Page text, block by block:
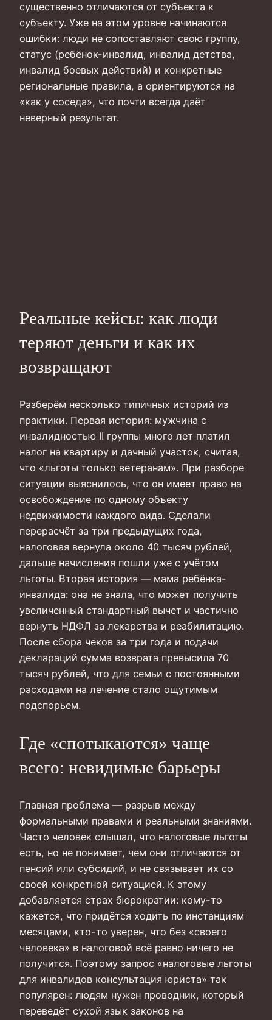
существенно отличаются от субъекта к
субъекту. Уже на этом уровне начинаются
ошибки: люди не сопоставляют свою группу,
статус (ребёнок-инвалид, инвалид детства,
инвалид боевых действий) и конкретные
региональные правила, а ориентируются на
«как у соседа», что почти всегда даёт
неверный результат.
Реальные кейсы: как люди
теряют деньги и как их
возвращают
Разберём несколько типичных историй из
практики. Первая история: мужчина с
инвалидностью II группы много лет платил
налог на квартиру и дачный участок, считая,
что «льготы только ветеранам». При разборе
ситуации выяснилось, что он имеет право на
освобождение по одному объекту
недвижимости каждого вида. Сделали
перерасчёт за три предыдущих года,
налоговая вернула около 40 тысяч рублей,
дальше начисления пошли уже с учётом
льготы. Вторая история — мама ребёнка-
инвалида: она не знала, что может получить
увеличенный стандартный вычет и частично
вернуть НДФЛ за лекарства и реабилитацию.
После сбора чеков за три года и подачи
деклараций сумма возврата превысила 70
тысяч рублей, что для семьи с постоянными
расходами на лечение стало ощутимым
подспорьем.
Где «спотыкаются» чаще
всего: невидимые барьеры
Главная проблема — разрыв между
формальными правами и реальными знаниями.
Часто человек слышал, что налоговые льготы
есть, но не понимает, чем они отличаются от
пенсий или субсидий, и не связывает их со
своей конкретной ситуацией. К этому
добавляется страх бюрократии: кому-то
кажется, что придётся ходить по инстанциям
месяцами, кто-то уверен, что без «своего
человека» в налоговой всё равно ничего не
получится. Поэтому запрос «налоговые льготы
для инвалидов консультация юриста» так
популярен: людям нужен проводник, который
переведёт сухой язык законов на